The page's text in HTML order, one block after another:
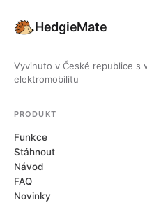
HedgieMate
Vyvinuto v České republice s
elektromobilitu
PRODUKT
Funkce
Stáhnout
Návod
FAQ
Novinky